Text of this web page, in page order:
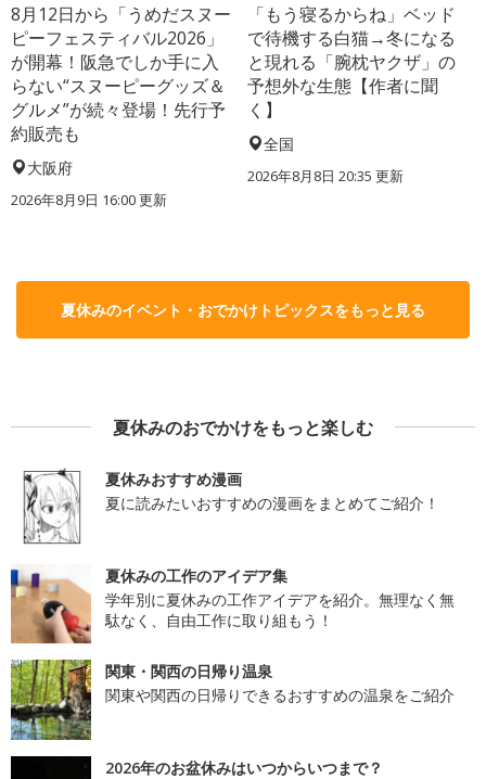
8月12日から「うめだスヌー
ピーフェスティバル2026」
が開幕！阪急でしか手に入
らない“スヌーピーグッズ＆
グルメ”が続々登場！先行予
約販売も
大阪府
2026年8月9日 16:00更新
「もう寝るからね」ベッド
で待機する白猫→冬になる
と現れる「腕枕ヤクザ」の
予想外な生態【作者に聞
く】
全国
2026年8月8日 20:35 更新
夏休みのイベント・おでかけトピックスをもっと見る
夏休みのおでかけをもっと楽しむ
夏休みおすすめ漫画
夏に読みたいおすすめの漫画をまとめてご紹介！
夏休みの工作のアイデア集
学年別に夏休みの工作アイデアを紹介。無理なく無
駄なく、自由工作に取り組もう！
関東・関西の日帰り温泉
関東や関西の日帰りできるおすすめの温泉をご紹介
2026年のお盆休みはいつからいつまで？